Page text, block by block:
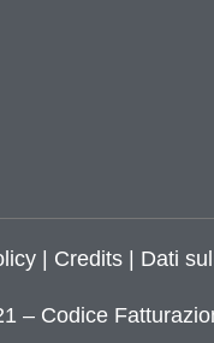
| Credits| Dati sul
– Codice